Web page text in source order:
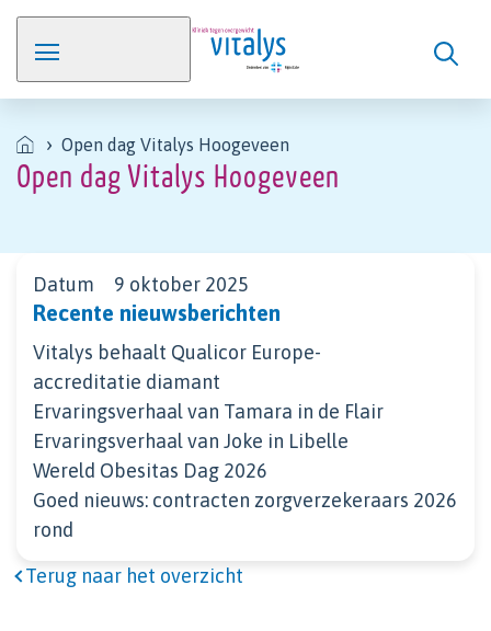
Open dag Vitalys Hoogeveen
Open dag Vitalys Hoogeveen
Datum 9 oktober 2025
Recente nieuwsberichten
Vitalys behaalt Qualicor Europe-
accreditatie diamant
Ervaringsverhaal van Tamara in de Flair
Ervaringsverhaal van Joke in Libelle
Wereld Obesitas Dag 2026
Goed nieuws: contracten zorgverzekeraars 2026
rond
Terug naar het overzicht